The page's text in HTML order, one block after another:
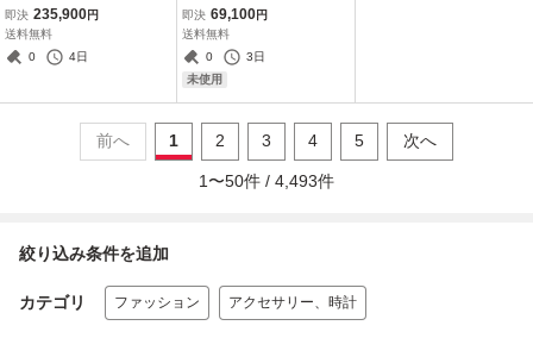
グ モノグラム・トリヨン
キーポル・バンドリエー
ル25 M20900 ブラック 黒
即決 235,900円
送料無料
0
4日
ク・セ・ヌエ カシミヤ H
ERMES メンズ ストール
即決 69,100円
送料無料
0
3日
未使用
前へ 1 2 3 4 5 次へ
1 〜50件 / 4,493件
絞り込み条件を追加
カテゴリ ファッション アクセサリー、時計